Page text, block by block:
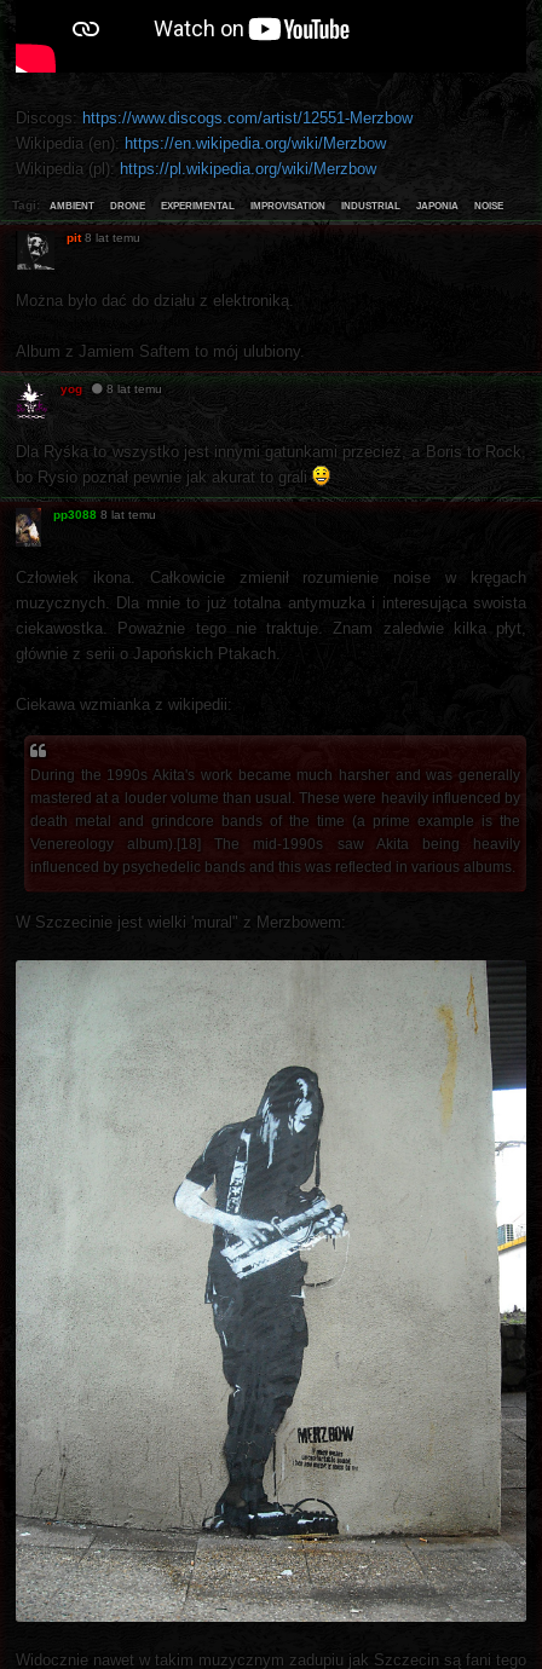
Discogs: https://www.discogs.com/artist/12551-Merzbow
Wikipedia (en): https://en.wikipedia.org/wiki/Merzbow
Wikipedia (pl): https://pl.wikipedia.org/wiki/Merzbow
Tagi: ambient drone experimental improvisation industrial japonia noise
pit 8 lat temu
Można było dać do działu z elektroniką.
Album z Jamiem Saftem to mój ulubiony.
yog 8 lat temu
Dla Ryśka to wszystko jest innymi gatunkami przecież, a Boris to Rock,
bo Rysio poznał pewnie jak akurat to grali
pp3088 8 lat temu
Człowiek ikona. Całkowicie zmienił rozumienie noise w kręgach
muzycznych. Dla mnie to już totalna antymuzka i interesująca swoista
ciekawostka. Poważnie tego nie traktuje. Znam zaledwie kilka płyt,
głównie z serii o Japońskich Ptakach.
Ciekawa wzmianka z wikipedii:
During the 1990s Akita's work became much harsher and was generally
mastered at a louder volume than usual. These were heavily influenced by
death metal and grindcore bands of the time (a prime example is the
Venereology album).[18] The mid-1990s saw Akita being heavily
influenced by psychedelic bands and this was reflected in various albums.
W Szczecinie jest wielki 'mural" z Merzbowem:
Widocznie nawet w takim muzycznym zadupiu jak Szczecin są fani tego